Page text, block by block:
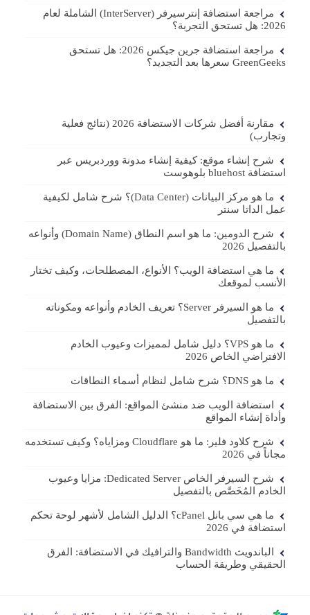
مراجعة استضافة إنترسيرفر (InterServer) الشاملة لعام
2026: هل تستحق التجربة؟
مراجعة استضافة جرين جيكس 2026: هل تستحق
GreenGeeks سعرها بعد التجديد؟
مقارنة أفضل شركات الاستضافة 2026 (نتائج فعلية
وتجارب)
شرح إنشاء موقع: كيفية إنشاء مدونة ووردبريس عبر
استضافة bluehost بلوهوست
ما هو مركز البيانات (Data Center)؟ شرح شامل لكيفية
عمل الداتا سنتر
شرح الدومين: ما هو اسم النطاق (Domain Name) وأنواعه
بالتفصيل 2026
ما هي استضافة الويب؟ الأنواع، المصطلحات، وكيف تختار
الأنسب لموقعك
ما هو السيرفر Server؟ تعريف الخادم وأنواعه ومكوناته
بالتفصيل
ما هو VPS؟ دليل شامل لمميزات وعيوب الخادم
الافتراضي الخاص 2026
ما هو DNS؟ شرح شامل لنظام أسماء النطاقات
استضافة الويب ضد منشئ المواقع: الفرق بين الاستضافة
وأداة إنشاء المواقع
شرح كلاود فلير: ما هو Cloudflare ومزاياه؟ وكيف تستخدمه
مجاناً في 2026
شرح السيرفر الخاص Dedicated Server: مزايا وعيوب
الخادم المُخَصَّص بالتفصيل
ما هي سي بانل cPanel؟ الدليل الشامل لأشهر لوحة تحكم
استضافة في 2026
الباندويث Bandwidth والترافيك في الاستضافة: الفرق
الحقيقي وطريقة الحساب